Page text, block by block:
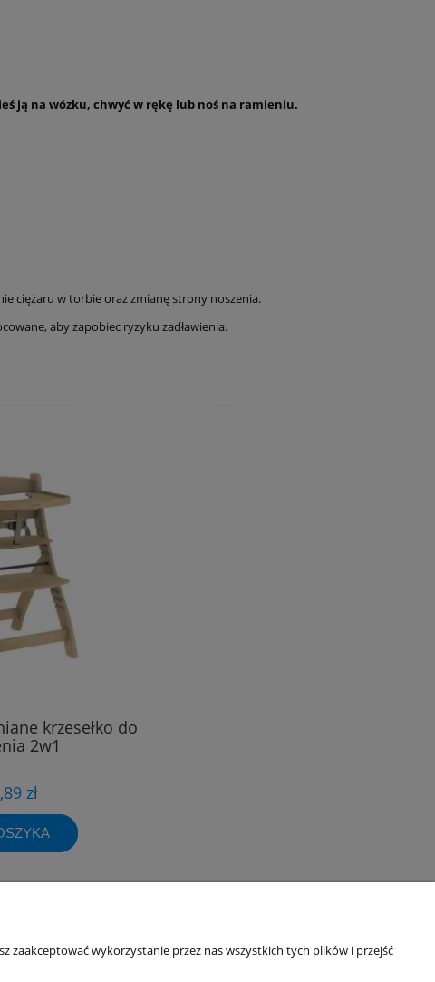
ją na wózku, chwyć w rękę lub noś na ramieniu.
ciężaru w torbie oraz zmianę strony noszenia.
aby zapobiec ryzyku zadławienia.
krzesełko do
2w1
zł
Informacje o sklepie
wykorzystanie przez nas wszystkich tych plików i przejść